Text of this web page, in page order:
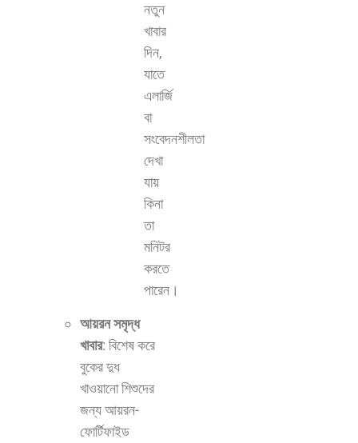
নতুন
খাবার
দিন,
যাতে
এলার্জি
বা
সংবেদনশীলতা
দেখা
যায়
কিনা
তা
মনিটর
করতে
পারেন।
আয়রন সমৃদ্ধ
খাবার: বিশেষ করে
বুকের দুধ
খাওয়ানো শিশুদের
জন্য আয়রন-
ফোর্টিফাইড